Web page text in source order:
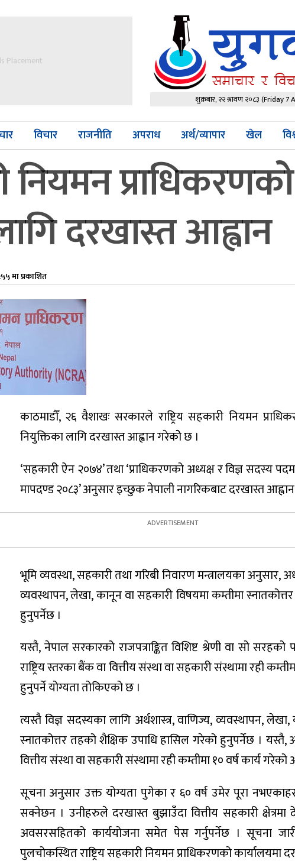
Placement
शुक्रबार, २२ श्रावण २०८३(Friday 7
विचार राजनीति अपराध अर्थ/व्यापार खेल
नियमन
दरखास्त आह्वान
मा प्रकाशित
काठमाडौँ, २६ वैशाखः सरकारले राष्ट्रिय सहकारी नियमन
नियुक्तिका लागि दरखास्त आह्वान गरेकोे छ ।
‘सहकारी ऐन २०७४’ तथा ‘प्राधिकरणको अध्यक्ष र विज्ञ सदस्य
मापदण्ड २०८३’ अनुसार इच्छुक नेपाली नागरिकबाट दरखास्त आह्वान
भूमि व्यवस्था, सहकारी तथा गरिबी निवारण मन्त्रालयका अनुसार,
व्यवस्थापन, लेखा, कानून वा सहकारी विषयमा कम्तीमा
हुनुपर्नेछ ।
यस्तै, नेपाल सरकारको राजपत्राङ्कित विशिष्ट श्रेणी वा सो सरहको
राष्ट्रिय स्तरका बैंक वा वित्तीय संस्था वा सहकारी संस्थामा रही
हुनुपर्ने योग्यता तोकिएको छ ।
त्यस्तै विज्ञ सदस्यका लागि अर्थशास्त्र, वाणिज्य, व्यवस्थापन,
स्नातकोत्तर तहको शैक्षिक उपाधि हासिल गरेको हुनुपर्नेछ । यस्तै,
वित्तीय संस्था वा सहकारी संस्थामा रही कम्तीमा १० वर्ष कार्य
सूचना अनुसार उक्त योग्यता पुगेका र ६० वर्ष उमेर पूरा
सक्नेछन । उनीहरुले दरखास्त बुझाउँदा वित्तीय सहकारी क्षेत्रमा
अवसरसहितको कार्ययोजना समेत पेस गर्नुपर्नेछ । सूचना
पुलचोकस्थित राष्ट्रिय सहकारी नियमन प्राधिकरणको कार्यालयमा